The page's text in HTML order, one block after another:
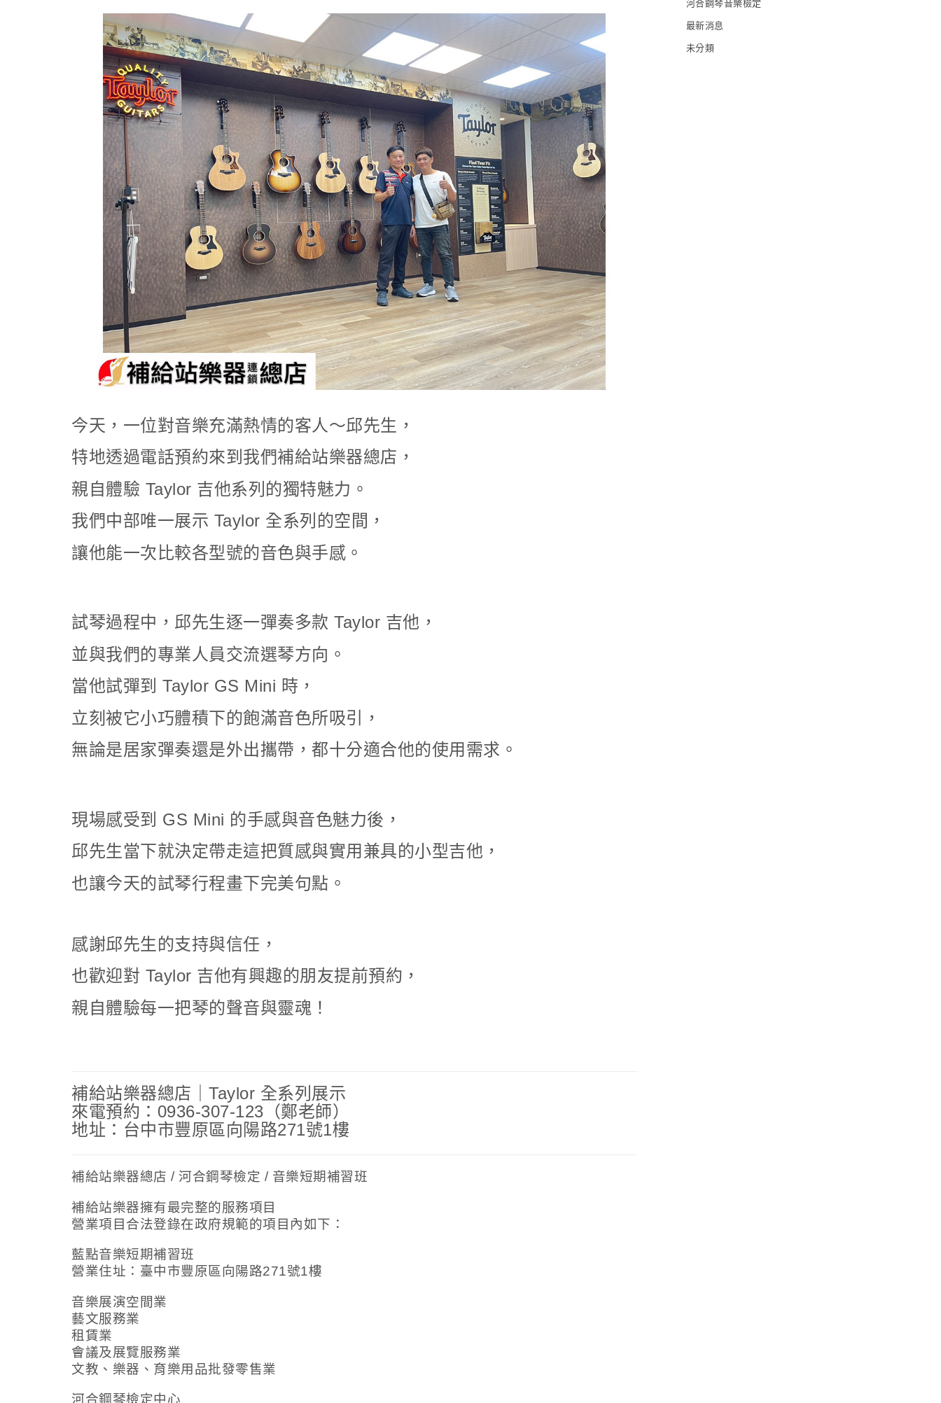
今天，一位對音樂充滿熱情的客人～邱先生，
特地透過電話預約來到我們補給站樂器總店，
親自體驗 Taylor 吉他系列的獨特魅力。
我們中部唯一展示 Taylor 全系列的空間，
讓他能一次比較各型號的音色與手感。
試琴過程中，邱先生逐一彈奏多款 Taylor 吉他，
並與我們的專業人員交流選琴方向。
當他試彈到 Taylor GS Mini 時，
立刻被它小巧體積下的飽滿音色所吸引，
無論是居家彈奏還是外出攜帶，都十分適合他的使用需求。
現場感受到 GS Mini 的手感與音色魅力後，
邱先生當下就決定帶走這把質感與實用兼具的小型吉他，
也讓今天的試琴行程畫下完美句點。
感謝邱先生的支持與信任，
也歡迎對 Taylor 吉他有興趣的朋友提前預約，
親自體驗每一把琴的聲音與靈魂！
補給站樂器總店｜Taylor 全系列展示
來電預約：0936-307-123（鄭老師）
地址：台中市豐原區向陽路271號1樓
補給站樂器總店 / 河合鋼琴檢定 / 音樂短期補習班
補給站樂器擁有最完整的服務項目
營業項目合法登錄在政府規範的項目內如下：
藍點音樂短期補習班
營業住址：臺中市豐原區向陽路271號1樓
音樂展演空間業
藝文服務業
租賃業
會議及展覽服務業
文教、樂器、育樂用品批發零售業
河合鋼琴檢定中心
河合鋼琴音樂檢定
最新消息
未分類